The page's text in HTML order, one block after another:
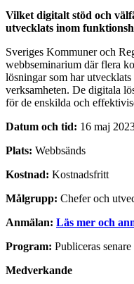
Vilket digitalt stöd och
utvecklats inom
Sveriges Kommuner och
webbseminarium där flera
lösningar som har
verksamheten. De digitala
för de enskilda och
Datum och tid: 16 maj
Plats: Webbsänds
Kostnad: Kostnadsfritt
Målgrupp: Chefer och
Anmälan: Läs mer och
Program: Publiceras
Medverkande